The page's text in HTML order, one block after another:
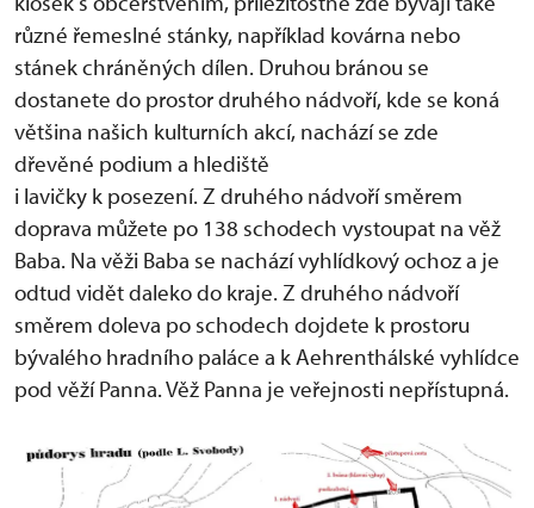
různé řemeslné stánky, například kovárna nebo
stánek chráněných dílen. Druhou bránou se
dostanete do prostor druhého nádvoří, kde se koná
většina našich kulturních akcí, nachází se zde
dřevěné podium a hlediště
i lavičky k posezení. Z druhého nádvoří směrem
doprava můžete po 138 schodech vystoupat na věž
Baba. Na věži Baba se nachází vyhlídkový ochoz a je
odtud vidět daleko do kraje. Z druhého nádvoří
směrem doleva po schodech dojdete k prostoru
bývalého hradního paláce a k Aehrenthálské vyhlídce
pod věží Panna. Věž Panna je veřejnosti nepřístupná.